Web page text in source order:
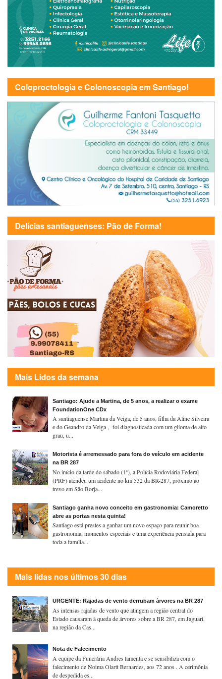
Coloproctologia e Colonoscopia em Santiago!
Delícias santiaguenses: Pão de Forma!
Mais Lidos da semana
Santiago: Ajude a Martina, de 5 anos, a realizar o exame
FoundationOne CDx
A santiaguense Martina da Veiga, de 5 anos, filha da Aline Silveira
e do Geandro da Veiga , foi diagnosticada com um glioma de alto
grau, u...
Motorista é arremessado para fora do veículo em acidente
na BR 287
No início da tarde do sábado (1º), a Polícia Rodoviária Federal
(PRF) atendeu um acidente no km 532 da BR-287, próximo ao
trevo em São Borja...
Santiago ganha novo conceito em gastronomia: Camoretto
abre as portas nesta quinta!
Santiago está prestes a ganhar um novo espaço para reunir boa
gastronomia, momentos especiais e uma experiência pensada para
toda a família....
Mais lidas nos últimos 30 dias
URGENTE: Rajadas de vento derrubam árvores na BR 287
As intensas rajadas de vento que atingem a região central do
Estado causaram à queda de árvores sobre a BR 287, em Jaguari,
na região da Cas...
Nota de Falecimento
A equipe da Funerária Andres lamenta e se sensibiliza com o
falecimento de Noima Olartt Bernardes, aos 72 anos . A cerimônia
de despedida es...